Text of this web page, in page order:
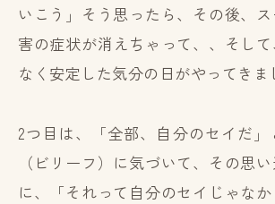
いこう」そう思ったら、その後、
害の症状が消えちゃって、、そし
なく安定した気分の日がやってきま
2つ目は、「全部、自分のセイだ
（ビリーフ）に気づいて、その思
に、「それって自分のセイじゃな